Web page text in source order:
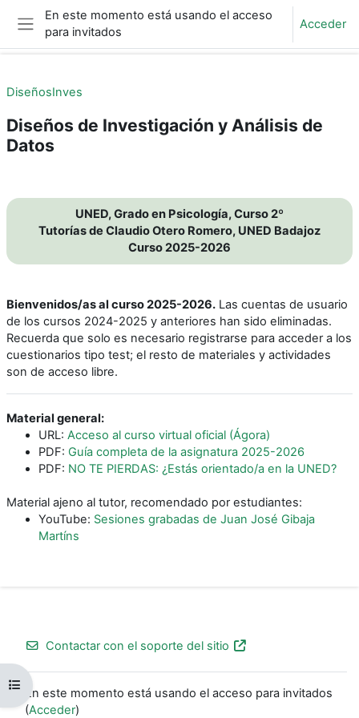
Salta al contenido principal
Panel lateral
En este momento está usando el acceso
para invitados
Acceder
Abrir índice del curso
DiseñosInves
Diseños de Investigación y Análisis de
Datos
UNED, Grado en Psicología, Curso 2º
Tutorías de Claudio Otero Romero, UNED Badajoz
Curso 2025-2026
Bienvenidos/as al curso 2025-2026. Las cuentas de usuario
de los cursos 2024-2025 y anteriores han sido eliminadas.
Recuerda que solo es necesario registrarse para acceder a los
cuestionarios tipo test; el resto de materiales y actividades
son de acceso libre.
Material general:
URL: Acceso al curso virtual oficial (Ágora)
PDF: Guía completa de la asignatura 2025-2026
PDF: NO TE PIERDAS: ¿Estás orientado/a en la UNED?
Material ajeno al tutor, recomendado por estudiantes:
YouTube: Sesiones grabadas de Juan José Gibaja
Martíns
Contactar con el soporte del sitio
En este momento está usando el acceso para invitados
(Acceder)